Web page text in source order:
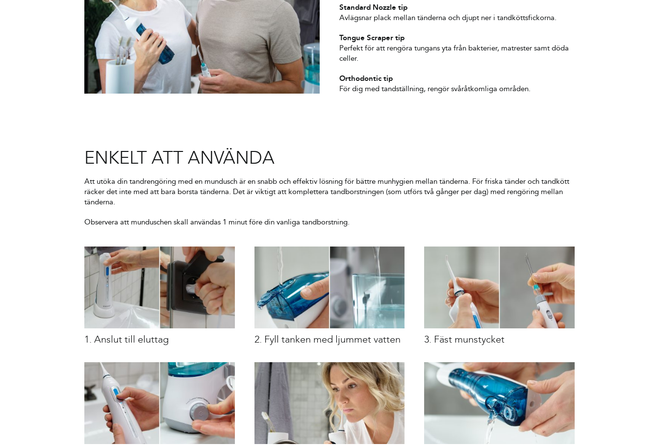
Standard Nozzle tip
Avlägsnar plack mellan tänderna och djupt ner i tandköttsfickorna.
Tongue Scraper tip
Perfekt för att rengöra tungans yta från bakterier, matrester samt döda
celler.
Orthodontic tip
För dig med tandställning, rengör svåråtkomliga områden.
ENKELT ATT ANVÄNDA
Att utöka din tandrengöring med en mundusch är en snabb och effektiv lösning för bättre munhygien mellan tänderna. För friska tänder och tandkött
räcker det inte med att bara borsta tänderna. Det är viktigt att komplettera tandborstningen (som utförs två gånger per dag) med rengöring mellan
tänderna.
Observera att munduschen skall användas 1 minut före din vanliga tandborstning.
1. Anslut till eluttag 2. Fyll tanken med ljummet vatten 3. Fäst munstycket